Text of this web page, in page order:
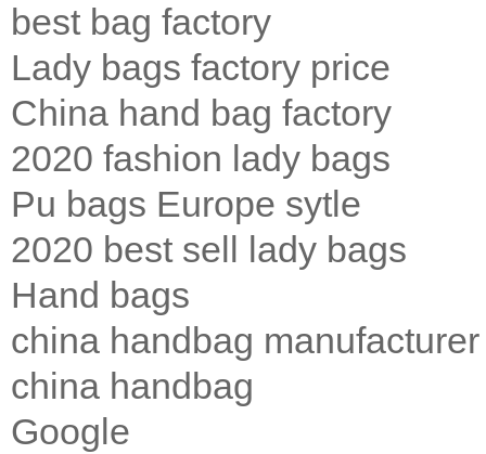
best bag factory
Lady bags factory price
China hand bag factory
2020 fashion lady bags
Pu bags Europe sytle
2020 best sell lady bags
Hand bags
china handbag manufacturer
china handbag
Google